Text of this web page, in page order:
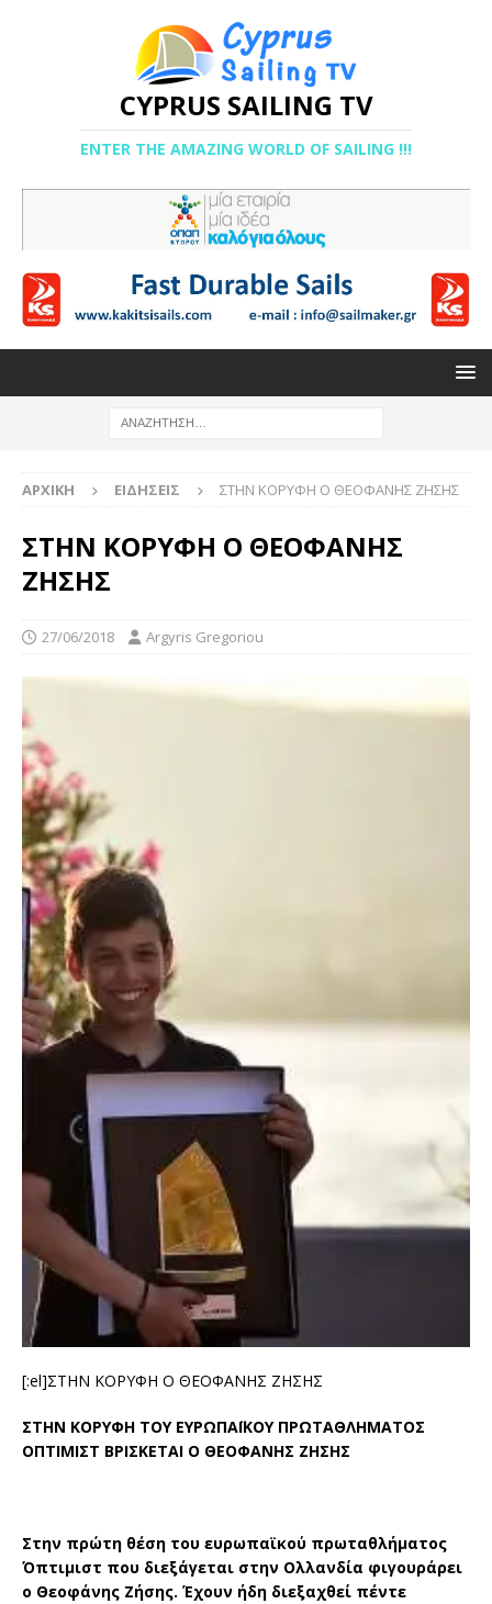
CYPRUS SAILING TV
ENTER THE AMAZING WORLD OF SAILING !!!
ΑΡΧΙΚΉ ΕΙΔΉΣΕΙΣ ΣΤΗΝ ΚΟΡΥΦΗ Ο ΘΕΟΦΑΝΗΣ ΖΗΣΗΣ
ΣΤΗΝ ΚΟΡΥΦΗ Ο ΘΕΟΦΑΝΗΣ
ΖΗΣΗΣ
27/06/2018 Argyris Gregoriou
[:el]ΣΤΗΝ ΚΟΡΥΦΗ Ο ΘΕΟΦΑΝΗΣ ΖΗΣΗΣ
ΣΤΗΝ ΚΟΡΥΦΗ ΤΟΥ ΕΥΡΩΠΑΪΚΟΥ ΠΡΩΤΑΘΛΗΜΑΤΟΣ
ΟΠΤΙΜΙΣΤ ΒΡΙΣΚΕΤΑΙ Ο ΘΕΟΦΑΝΗΣ ΖΗΣΗΣ
Στην πρώτη θέση του ευρωπαϊκού πρωταθλήματος
Όπτιμιστ που διεξάγεται στην Ολλανδία φιγουράρει
ο Θεοφάνης Ζήσης. Έχουν ήδη διεξαχθεί πέντε